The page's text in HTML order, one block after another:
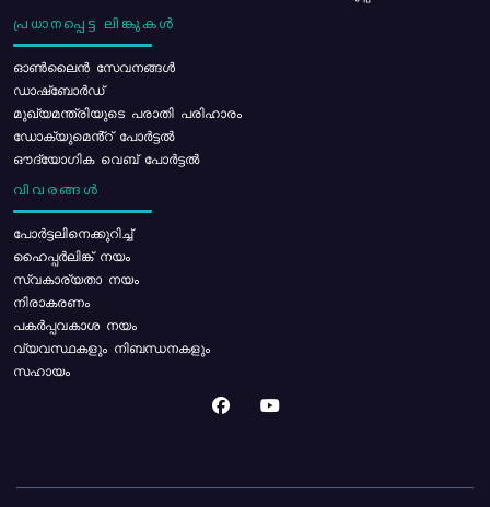
പ്രധാനപ്പെട്ട ലിങ്കുകൾ
ഓൺലൈൻ സേവനങ്ങൾ
ഡാഷ്ബോർഡ്
മുഖ്യമന്ത്രിയുടെ പരാതി പരിഹാരം
ഡോക്യുമെൻ്റ് പോർട്ടൽ
ഔദ്യോഗിക വെബ് പോർട്ടൽ
വിവരങ്ങൾ
പോര്‍ട്ടലിനെക്കുറിച്ച്
ഹൈപ്പർലിങ്ക് നയം
സ്വകാര്യതാ നയം
നിരാകരണം
പകർപ്പവകാശ നയം
വ്യവസ്ഥകളും നിബന്ധനകളും
സഹായം